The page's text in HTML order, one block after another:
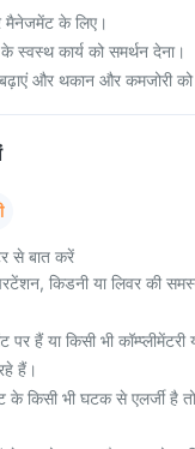
मैनेजमेंट के लिए।
स्वस्थ कार्य को समर्थन देना।
और थकान और कमजोरी
से बात करें
किडनी या लिवर की
हैं या किसी भी कॉम्प्लीमेंटरी
हैं।
किसी भी घटक से एलर्जी है